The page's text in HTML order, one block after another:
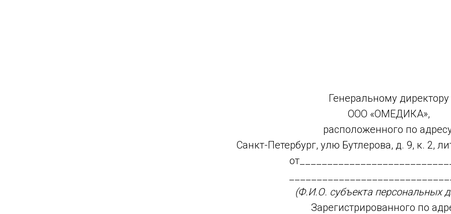
Генеральному директору
ООО «ОМЕДИКА»,
расположенного по
Санкт-Петербург, улю Бутлерова, д. 9, к. 2,
(Ф.И.О. субъекта персональных
Зарегистрированного по